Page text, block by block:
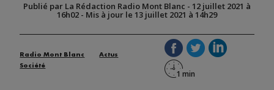
Publié par La Rédaction Radio Mont Blanc - 12 juillet 2021 à
16h02 - Mis à jour le 13 juillet 2021 à 14h29
Radio Mont Blanc
Actus
Société